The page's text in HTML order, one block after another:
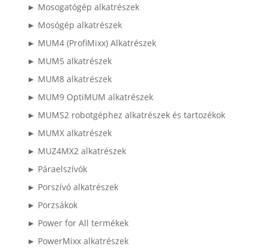
► Mosogatógép alkatrészek
► Mosógép alkatrészek
► MUM4 (ProfiMixx) Alkatrészek
► MUM5 alkatrészek
► MUM8 alkatrészek
► MUM9 OptiMUM alkatrészek
► MUMS2 robotgéphez alkatrészek és tartozékok
► MUMX alkatrészek
► MUZ4MX2 alkatrészek
► Páraelszívók
► Porszívó alkatrészek
► Porzsákok
► Power for All termékek
► PowerMixx alkatrészek